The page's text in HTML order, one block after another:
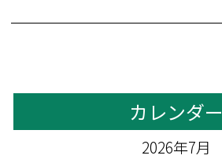
カレンダー
2026年7月